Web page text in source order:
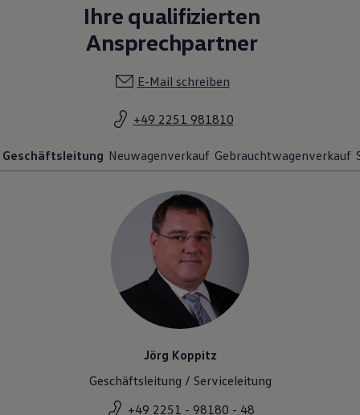
Ihre qualifizierten
Ansprechpartner
E-Mail schreiben
+49 2251 981810
Geschäftsleitung Neuwagenverkauf Gebrauchtwagenverkauf
Jörg Koppitz
Geschäftsleitung / Serviceleitung
+49 2251 - 98180 - 48